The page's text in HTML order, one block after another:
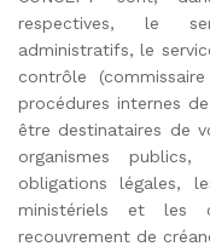
respectives, le
administratifs, le
contrôle
procédures internes
être destinataires de
organismes
obligations légales,
ministériels et les
recouvrement de